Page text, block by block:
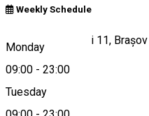
Weekly Schedule
Monday
09:00 - 23:00
Tuesday
Strada Stejerișului 11,
Map